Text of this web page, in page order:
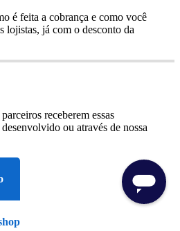
é feita a cobrança e como você
lojistas, já com o desconto da
receberem essas
ou através de nossa